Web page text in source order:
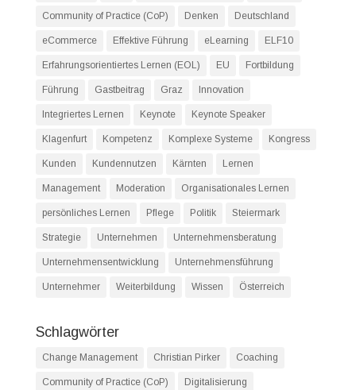
Community of Practice (CoP) Denken Deutschland
eCommerce Effektive Führung eLearning ELF10
Erfahrungsorientiertes Lernen (EOL) EU Fortbildung
Führung Gastbeitrag Graz Innovation
Integriertes Lernen Keynote Keynote Speaker
Klagenfurt Kompetenz Komplexe Systeme Kongress
Kunden Kundennutzen Kärnten Lernen
Management Moderation Organisationales Lernen
persönliches Lernen Pflege Politik Steiermark
Strategie Unternehmen Unternehmensberatung
Unternehmensentwicklung Unternehmensführung
Unternehmer Weiterbildung Wissen Österreich
Schlagwörter
Change Management Christian Pirker Coaching
Community of Practice (CoP) Digitalisierung